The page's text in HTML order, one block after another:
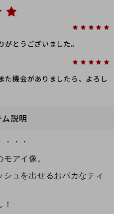
とうございました。
た機会がありましたら、よろし
ム説明
・・
アイ像。
ュを出せるおバカなティ